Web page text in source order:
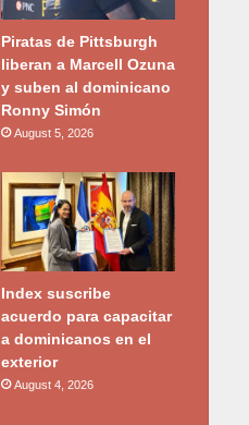
Piratas de Pittsburgh
liberan a Marcell Ozuna
y suben al dominicano
Ronny Simón
August 5, 2026
Index suscribe
acuerdo para capacitar
a dominicanos en el
exterior
August 4, 2026